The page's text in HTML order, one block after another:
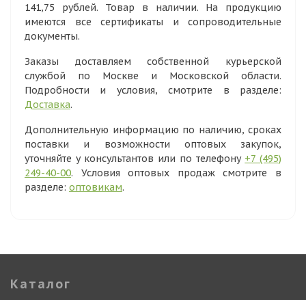
141,75 рублей. Товар в наличии. На продукцию
имеются все сертификаты и сопроводительные
документы.
Заказы доставляем собственной курьерской
службой по Москве и Московской области.
Подробности и условия, смотрите в разделе:
Доставка.
Дополнительную информацию по наличию, сроках
поставки и возможности оптовых закупок,
уточняйте у консультантов или по телефону +7 (495)
249-40-00. Условия оптовых продаж смотрите в
разделе: оптовикам.
Каталог